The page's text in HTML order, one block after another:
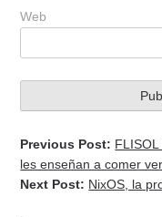
Web
Previous Post:
les enseñan a comer
Next Post: NixOS, la